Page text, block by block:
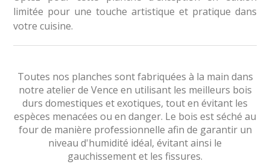
limitée pour une touche artistique et pratique dans
votre cuisine.
Toutes nos planches sont fabriquées à la main dans
notre atelier de Vence en utilisant les meilleurs bois
durs domestiques et exotiques, tout en évitant les
espèces menacées ou en danger. Le bois est séché au
four de manière professionnelle afin de garantir un
niveau d'humidité idéal, évitant ainsi le
gauchissement et les fissures.